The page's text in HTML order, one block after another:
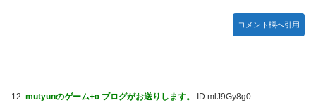
コメント欄へ引用
12: mutyunのゲーム+α ブログがお送りします。 ID:mlJ9Gy8g0